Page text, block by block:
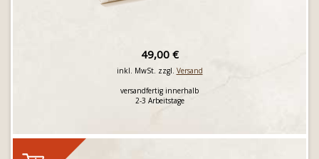
49,00 €
inkl. MwSt. zzgl. Versand
versandfertig innerhalb
2-3 Arbeitstage